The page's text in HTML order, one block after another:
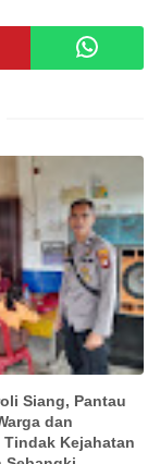
Siang, Pantau
dan
Kejahatan